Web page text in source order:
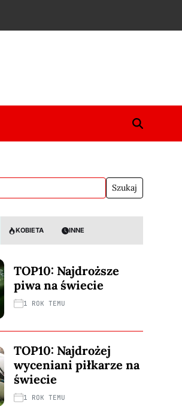
KOBIETA INNE
TOP10: Najdroższe
piwa na świecie
1 ROK TEMU
TOP10: Najdrożej
wyceniani piłkarze na
świecie
1 ROK TEMU